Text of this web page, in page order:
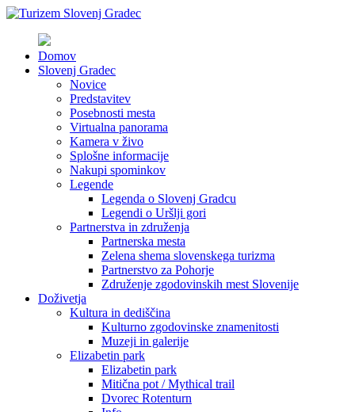
Domov
Slovenj Gradec
Novice
Predstavitev
Posebnosti mesta
Virtualna panorama
Kamera v živo
Splošne informacije
Nakupi spominkov
Legende
Legenda o Slovenj Gradcu
Legendi o Uršlji gori
Partnerstva in združenja
Partnerska mesta
Zelena shema slovenskega turizma
Partnerstvo za Pohorje
Združenje zgodovinskih mest Slovenije
Doživetja
Kultura in dediščina
Kulturno zgodovinske znamenitosti
Muzeji in galerije
Elizabetin park
Elizabetin park
Mitična pot / Mythical trail
Dvorec Rotenturn